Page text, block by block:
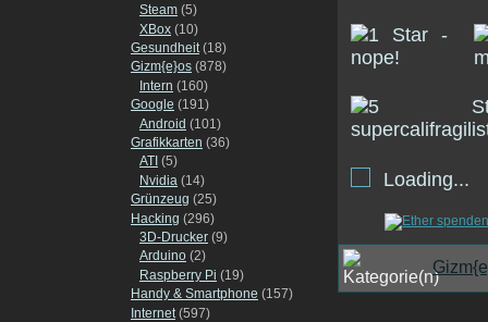
Steam (5)
XBox (10)
Gesundheit(18)
Gizm{e}os (878)
Intern (160)
Google (191)
Android (101)
Grafikkarten (36)
ATI (5)
Nvidia (14)
Grünzeug (25)
Hacking (296)
3D-Drucker (9)
Arduino (2)
Raspberry Pi (19)
Handy & Smartphone (157)
Internet (597)
Loading...